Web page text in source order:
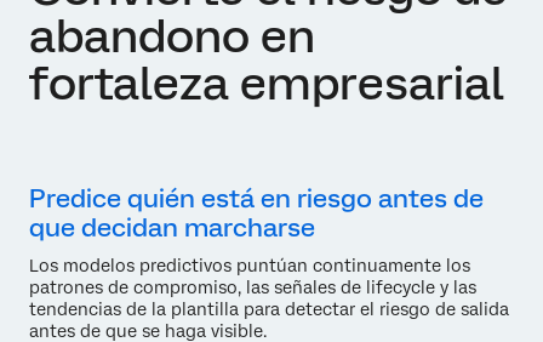
abandono en
fortaleza empresarial
Predice quién está en riesgo antes de
que decidan marcharse
Los modelos predictivos puntúan continuamente los
patrones de compromiso, las señales de lifecycle y las
tendencias de la plantilla para detectar el riesgo de salida
antes de que se haga visible.